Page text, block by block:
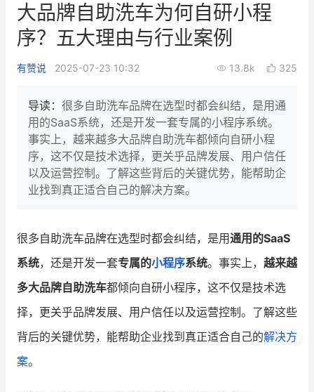
新零售大会 新零售茶会
增长产品指南
智库 产品场景库
产品更新动态 帮助中心
品牌消费观 行业报告
新零售资讯
培训课程
大品牌自助洗车为何自研小程
序？五大理由与行业案例
有赞说 2025-07-23 10:32 13.8k 325
导读： 很多自助洗车品牌在选型时都会纠结，是用通
用的SaaS系统，还是开发一套专属的小程序系统。
事实上，越来越多大品牌自助洗车都倾向自研小程
序，这不仅是技术选择，更关乎品牌发展、用户信任
以及运营控制。了解这些背后的关键优势，能帮助企
业找到真正适合自己的解决方案。
很多自助洗车品牌在选型时都会纠结，是用通用的SaaS
系统，还是开发一套专属的小程序系统。事实上， 越来越
多大品牌自助洗车都倾向自研小程序，这不仅是技术选
择，更关乎品牌发展、用户信任以及运营控制。了解这些
背后的关键优势，能帮助企业找到真正适合自己的解决方
案。